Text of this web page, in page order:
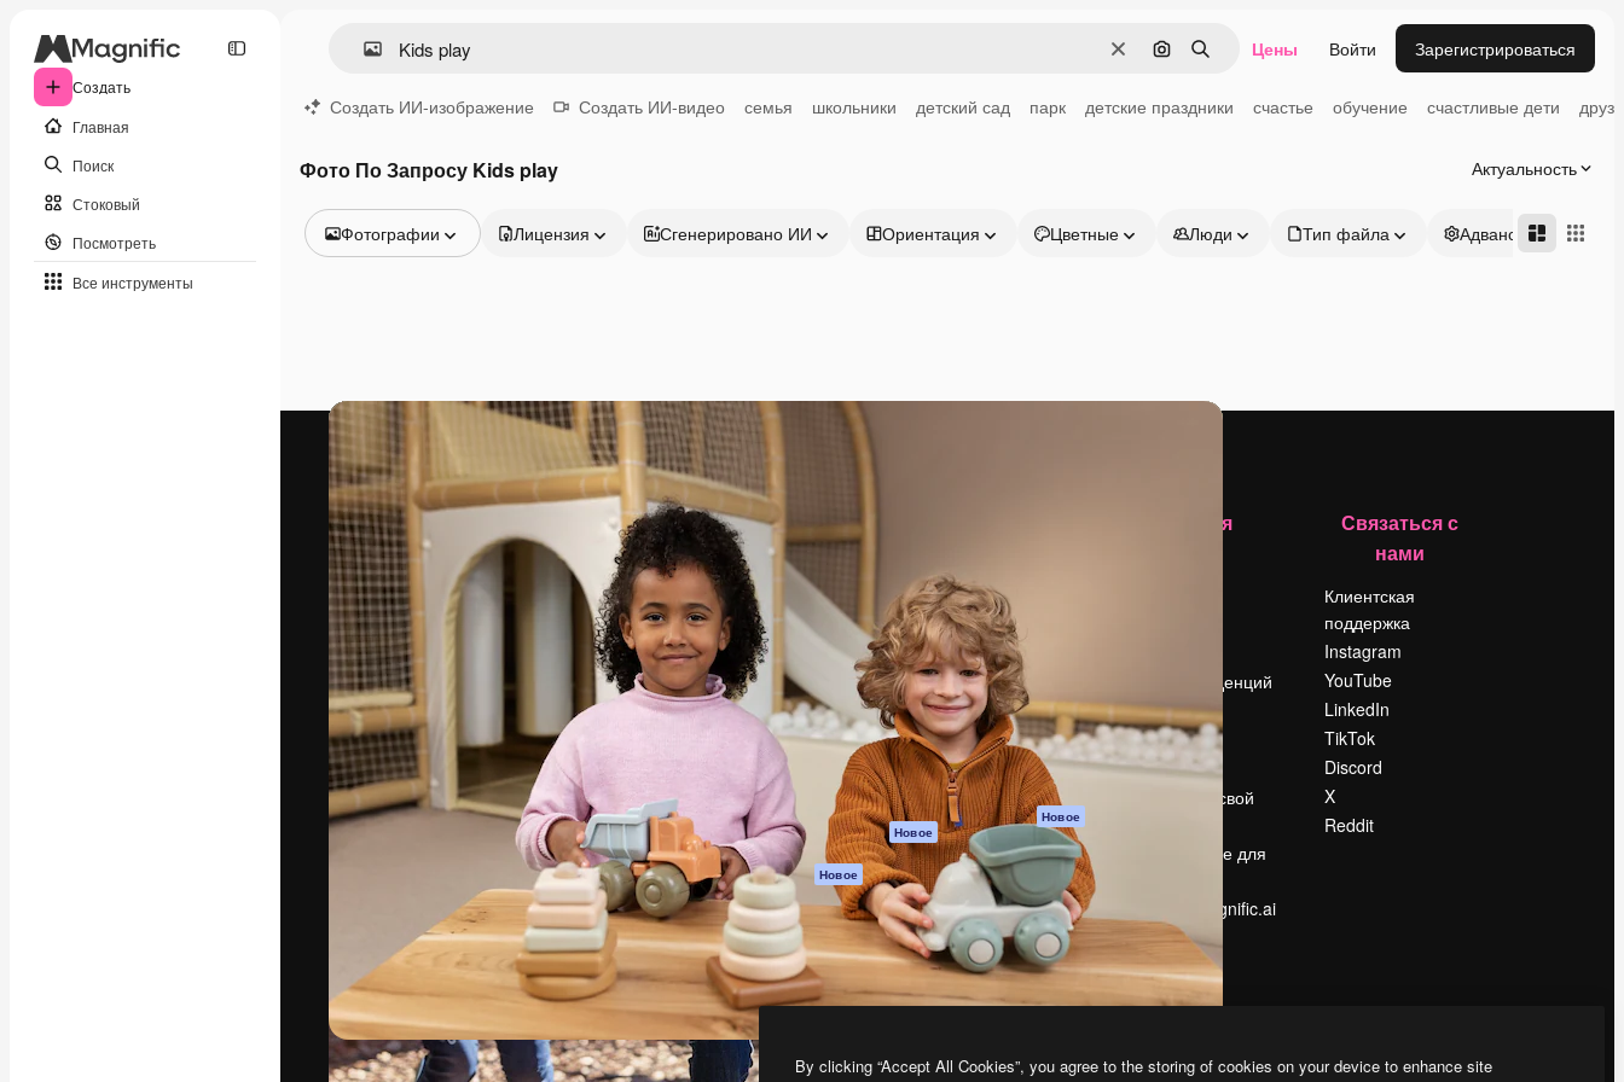
Создать
Главная
Поиск
Стоковый
Посмотреть
Все инструменты
ОчиститьПоиск по изображению
Поиск Цены Войти Зарегистрироваться
Создать ИИ-изображение Создать ИИ-видео семья школьники детский сад парк детские праздники счастье обучение счастливые дети
Фото По Запросу Kids play Актуальность
Фотографии
Видео
Видеоролик
Моушн-дизайн
Видеошаблоны
Иконки
3D-модели
Шрифты
Лицензия Сгенерировано ИИ Ориентация Цветные Люди Тип файла Адвансд
Креативная платформа для создания
ваших лучших работ. Более 1 миллиона
подписчиков среди креаторов,
предприятий, агентств и студий.
Продукция
Spaces
ИИ-помощник
Генератор
изображений ИИ
Генератор видео
ИИ
Генератор голоса
на основе ИИ
Стоковый контент
MCP для
Claude/ChatGPT
Новое
Агенты Новое
API
Мобильное
приложение
Все инструменты
Magnific
Документация по
Пакету ИИ
Служба
поддержки
Условия и
положения
Политика
конфиденциальности
Оригиналы Новое
Политика файлов
cookie
Центр доверия
Партнеры
Предприятие
Компания
Поиск тенденций
Блог
События
Slidesgo
Продайте свой
Помещение для
Ищете magnific.ai
Связаться с
нами
Клиентская
поддержка
Instagram
YouTube
LinkedIn
TikTok
Discord
X
Reddit
By clicking “Accept All Cookies”, you agree to the storing of cookies on your device to enhance site